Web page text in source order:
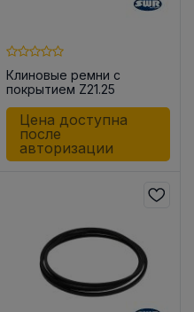
Клиновые ремни с
покрытием Z21.25
Цена доступна
после
авторизации